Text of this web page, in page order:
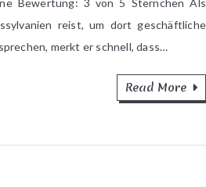
Bewertung: 3 von 5 Sternchen Als
reist, um dort geschäftliche
merkt er schnell, dass…
Read More